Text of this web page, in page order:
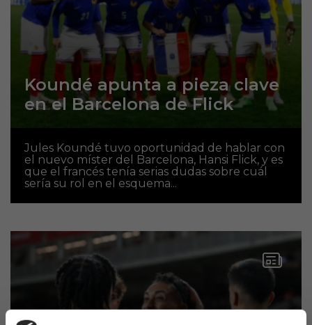
Koundé apunta a pieza clave
en el Barcelona de Flick
Jules Koundé tuvo oportunidad de hablar con
el nuevo míster del Barcelona, Hansi Flick, y es
que el francés tenía serias dudas sobre cuál
sería su rol en el esquema...